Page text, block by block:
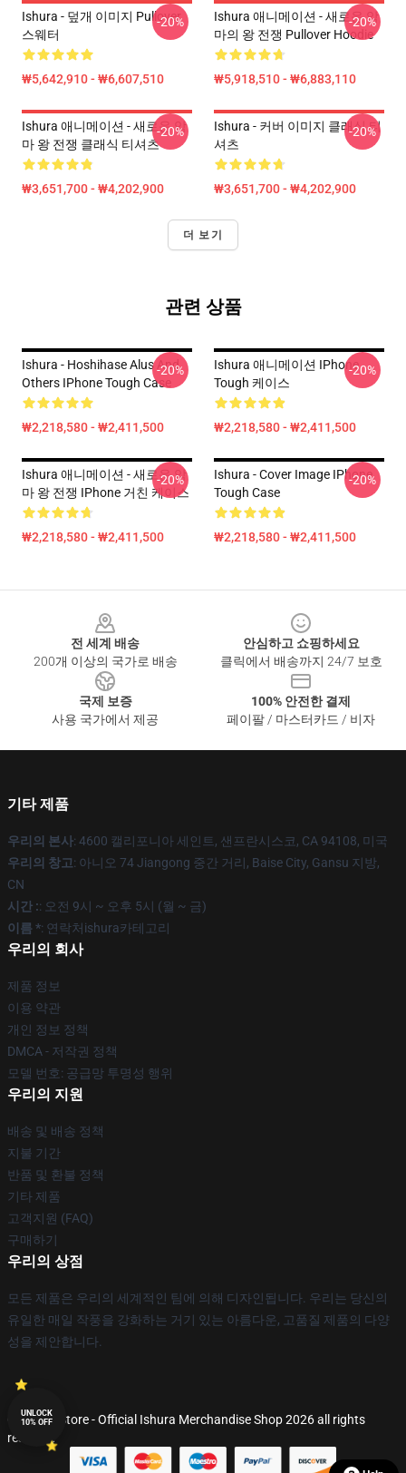
Ishura - 덮개 이미지 Pullover
스웨터
₩5,642,910 - ₩6,607,510
-20%
Ishura 애니메이션 - 새로운 악
마의 왕 전쟁 Pullover Hoodie
₩5,918,510 - ₩6,883,110
-20%
Ishura 애니메이션 - 새로운 악
마 왕 전쟁 클래식 티셔츠
₩3,651,700 - ₩4,202,900
-20%
Ishura - 커버 이미지 클래식 티
셔츠
₩3,651,700 - ₩4,202,900
-20%
더 보기
관련 상품
Ishura - Hoshihase Alus And
Others IPhone Tough Case
₩2,218,580 - ₩2,411,500
-20%
Ishura 애니메이션 IPhone
Tough 케이스
₩2,218,580 - ₩2,411,500
-20%
Ishura 애니메이션 - 새로운 악
마 왕 전쟁 IPhone 거친 케이스
₩2,218,580 - ₩2,411,500
-20%
Ishura - Cover Image IPhone
Tough Case
₩2,218,580 - ₩2,411,500
-20%
전 세계 배송
200개 이상의 국가로 배송
안심하고 쇼핑하세요
클릭에서 배송까지 24/7 보호
국제 보증
사용 국가에서 제공
100% 안전한 결제
페이팔 / 마스터카드 / 비자
기타 제품
우리의 본사: 4600 캘리포니아 세인트, 샌프란시스코, CA 94108, 미국
우리의 창고: 아니오 74 Jiangong 중간 거리, Baise City, Gansu 지방,
CN
시간 :: 오전 9시 ~ 오후 5시 (월 ~ 금)
이름 *: 연락처ishura카테고리
우리의 회사
제품 정보
이용 약관
개인 정보 정책
DMCA - 저작권 정책
모델 번호: 공급망 투명성 행위
우리의 지원
배송 및 배송 정책
지불 기간
반품 및 환불 정책
기타 제품
고객지원 (FAQ)
구매하기
우리의 상점
모든 제품은 우리의 세계적인 팀에 의해 디자인됩니다. 우리는 당신의
유일한 매일 작풍을 강화하는 거기 있는 아름다운, 고품질 제품의 다양
성을 제안합니다.
© Ishura Store - Official Ishura Merchandise Shop 2026 all rights
reserved
UNLOCK
10% OFF